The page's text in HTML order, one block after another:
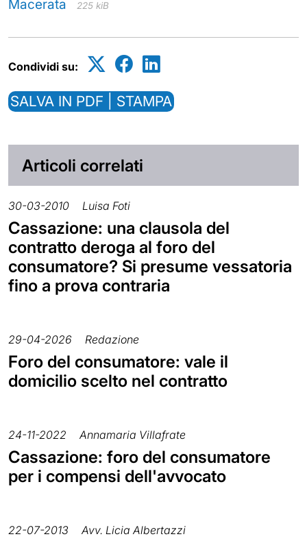
Macerata 225 kiB
Condividi su:
SALVA IN PDF | STAMPA
Articoli correlati
30-03-2010 Luisa Foti
Cassazione: una clausola del
contratto deroga al foro del
consumatore? Si presume vessatoria
fino a prova contraria
29-04-2026 Redazione
Foro del consumatore: vale il
domicilio scelto nel contratto
24-11-2022 Annamaria Villafrate
Cassazione: foro del consumatore
per i compensi dell'avvocato
22-07-2013 Avv. Licia Albertazzi